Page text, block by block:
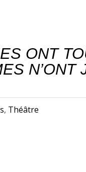
ONT
N’ONT
, Théâtre